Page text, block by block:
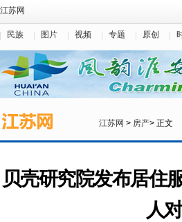
江苏网
民族 图片 视频 专题 原创
江苏网 > 房产> 正文
贝壳研究院发布居住
人